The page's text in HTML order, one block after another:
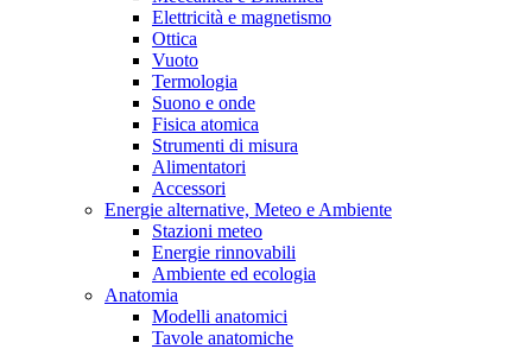
Elettricità e magnetismo
Ottica
Vuoto
Termologia
Suono e onde
Fisica atomica
Strumenti di misura
Alimentatori
Accessori
Energie alternative, Meteo e Ambiente
Stazioni meteo
Energie rinnovabili
Ambiente ed ecologia
Anatomia
Modelli anatomici
Tavole anatomiche